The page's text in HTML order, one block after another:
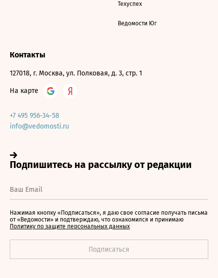
Техуспех
Ведомости Юг
Контакты
127018, г. Москва, ул. Полковая, д. 3, стр. 1
На карте
+7 495 956-34-58
info@vedomosti.ru
Нажимая кнопку «Подписаться», я даю свое согласие получать письма
от «Ведомости» и подтверждаю, что ознакомился и принимаю
Политику по защите персональных данных